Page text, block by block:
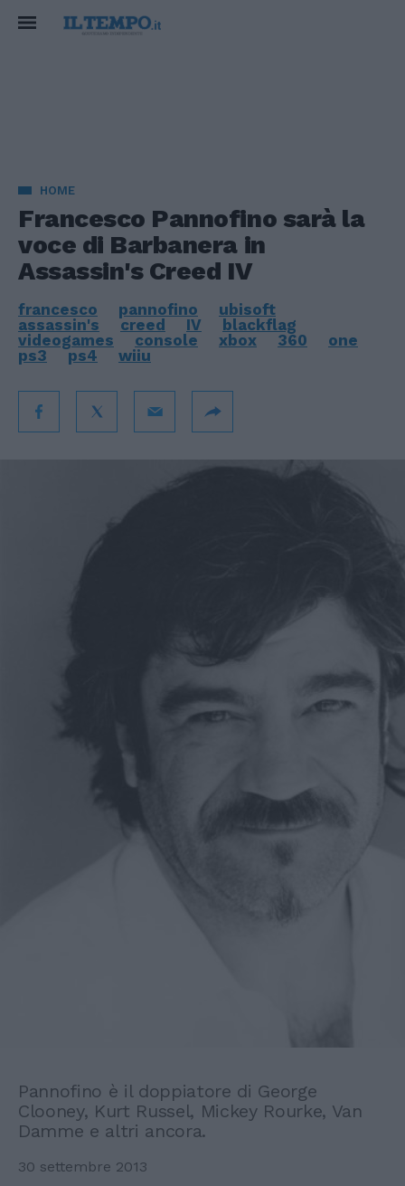
HOME
Francesco Pannofino sarà la
voce di Barbanera in
Assassin's Creed IV
francesco pannofino
ubisoft
assassin's
creed IV
blackflag
videogames
console xbox 360
one
ps3
ps4 wiiu
Pannofino è il doppiatore di George
Clooney, Kurt Russel, Mickey Rourke, Van
Damme e altri ancora.
30 settembre 2013